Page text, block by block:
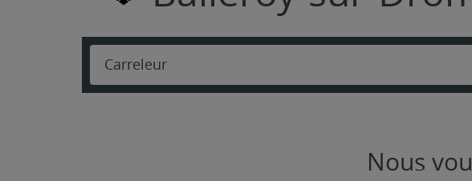
Carreleur
Nous